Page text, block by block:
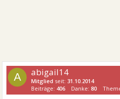
A abigail14
Mitglied seit:31.10.2014
Beiträge: 406 Danke:80